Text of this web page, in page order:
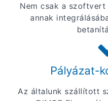
Nem csak a
annak
Pályázat-
Az általunk szállított